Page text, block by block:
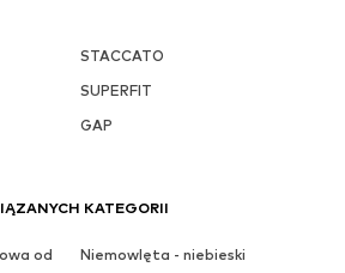
STACCATO
SUPERFIT
GAP
KATEGORII
od
Niemowlęta - niebieski